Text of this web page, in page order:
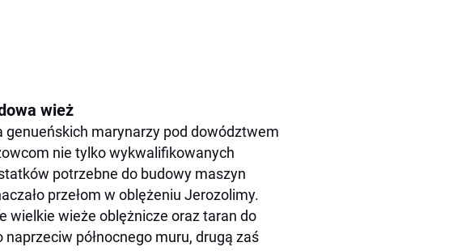
wież
genueńskich marynarzy pod dowództwem
nie tylko wykwalifikowanych
potrzebne do budowy maszyn
przełom w oblężeniu Jerozolimy.
wielkie wieże oblężnicze oraz taran do
północnego muru, drugą zaś